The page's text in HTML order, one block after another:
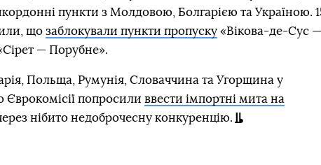
пункти з Молдовою, Болгарією та Україною.
що заблокували пункти пропуску«Вікова-де-Сус —
— Порубне».
Польща, Румунія, Словаччина та Угорщина у
Єврокомісії попросили ввести імпортні мита на
нібито недоброчесну конкуренцію.